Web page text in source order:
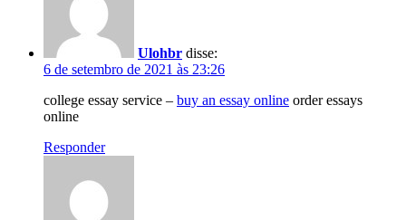
Ulohbr disse:
6 de setembro de 2021 às 23:26
college essay service – buy an essay online order essays
online
Responder